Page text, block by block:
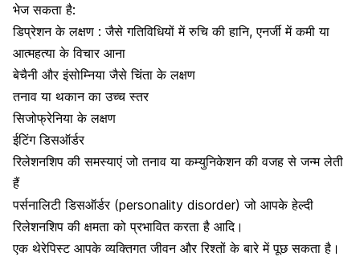
भेज सकता है:
डिप्रेशन के लक्षण : जैसे गतिविधियों में रुचि की हानि, एनर्जी में कमी या
आत्महत्या के विचारआना
बेचैनी और इंसोम्निया जैसे चिंता के लक्षण
तनाव या थकान का उच्च स्तर
सिजोफ्रेनिया के लक्षण
ईटिंग डिसऑर्डर
रिलेशनशिप की समस्याएं जो तनाव या कम्युनिकेशन की वजह से जन्म लेती
हैं
पर्सनालिटी डिसऑर्डर(personality disorder) जो आपके हेल्दी
रिलेशनशिप की क्षमता को प्रभावित करता है आदि।
एक थेरेपिस्ट आपके व्यक्तिगत जीवन और रिश्तों के बारे में पूछ सकता है।